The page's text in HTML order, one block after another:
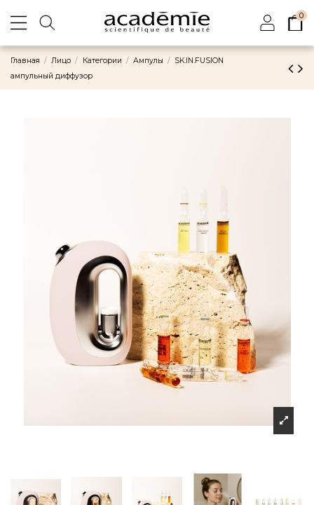
0
Главная Лицо Категории Ампулы
SK.IN.FUSION
ампульный диффузор